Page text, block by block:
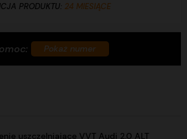
PRODUKTU: 24 MIESIĄCE
Pokaż numer
+48 732 760 770
uszczelniające VVT Audi 2.0 ALT